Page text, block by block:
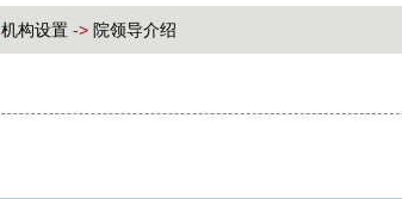
机构设置 -> 院领导介绍